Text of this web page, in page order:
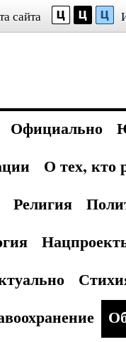
сайта
Официально
О тех, кто
Религия